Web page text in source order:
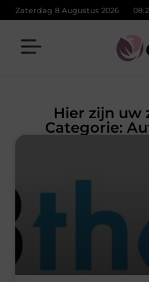
Zaterdag 8 Augustus 2026
Hier zijn uw
Categorie: